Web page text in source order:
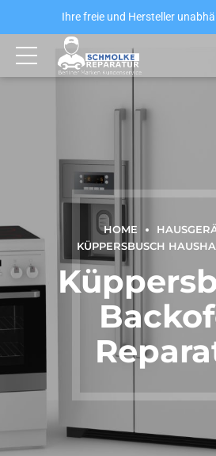
Ihre freie und Hersteller
HOME
KÜPPERSBUSCH